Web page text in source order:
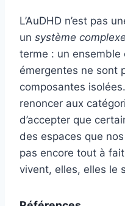
L’AuDHD n’est pas
un système complexe
terme : un ensemble
émergentes ne sont
composantes
renoncer aux
d’accepter que
des espaces que
pas encore tout à
vivent, elles, elles le